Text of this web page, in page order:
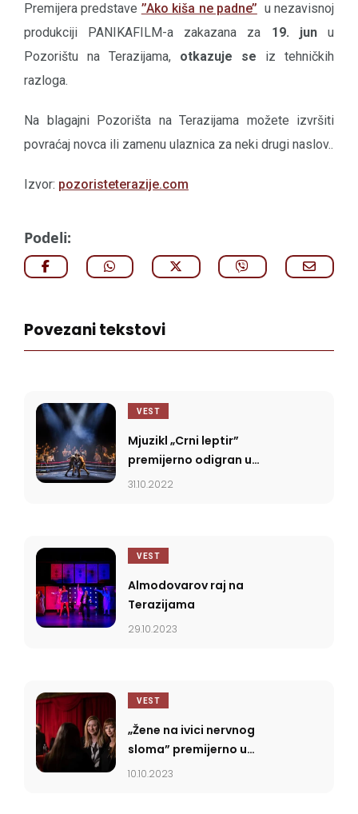
Premijera predstave ’’Ako kiša ne padne’’ u nezavisnoj
produkciji PANIKAFILM-a zakazana za 19. junu
Pozorištu na Terazijama, otkazuje se iz tehničkih
razloga.
Na blagajni Pozorišta na Terazijama možete izvršiti
povraćaj novca ili zamenu ulaznica za neki drugi naslov..
Izvor: pozoristeterazije.com
Podeli:
Povezani tekstovi
VEST
Mjuzikl „Crni leptir”
premijerno odigran u
Pozorištu na Terazijama
31.10.2022
VEST
Almodovarov raj na
Terazijama
29.10.2023
VEST
„Žene na ivici nervnog
sloma” premijerno u
Pozorištu na Terazijama
10.10.2023